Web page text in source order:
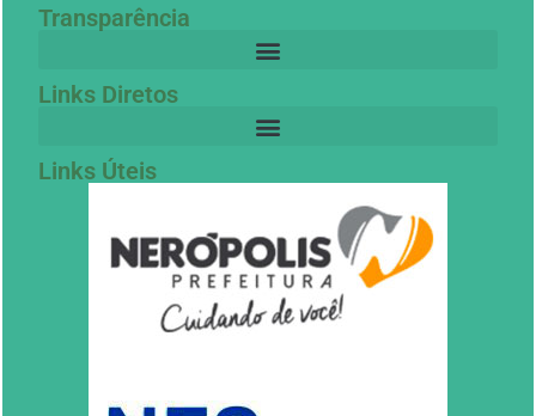
Transparência
Links Diretos
Links Úteis